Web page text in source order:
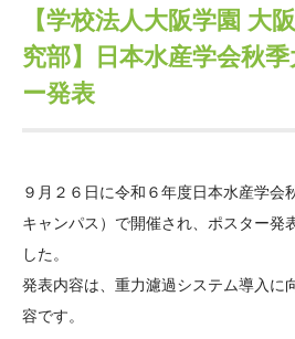
沿革 40年
中
年報一覧 中
神戸賞 長
研究助成
ム
科学教育振興助成・
次世代理系人材育成プ
ログラム助成
その他情
その他情報
アクセス よ
サイトマップ
日本語 English
【学校法人大阪学園 大
究部】日本水産学会秋
ー発表
９月２６日に令和６年度日本水産学会
キャンパス）で開催され、ポスター発
した。
発表内容は、重力濾過システム導入に
容です。